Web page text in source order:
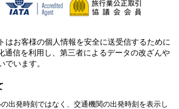
はお客様の個人情報を安全に送受信するために
通信を利用し、第三者によるデータの改ざんや
でいます。
出発時刻ではなく、交通機関の出発時刻を表示し